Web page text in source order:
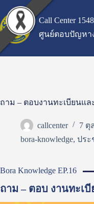
content
Call Center 1548
ศูนย์ตอบปัญหา
ถาม – ตอบงานทะเบียนแ
callcenter
7 ตุ
bora-knowledge, ปร
Bora Knowledge EP.16
ถาม – ตอบ งานทะเ